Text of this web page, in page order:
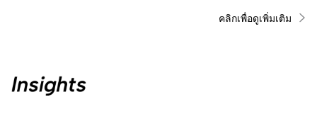
Solana และ Ethereum ผ่าน ETF สวนทาง XRP ที่กราฟ
คลิกเพื่อดูเพิ่มเติม